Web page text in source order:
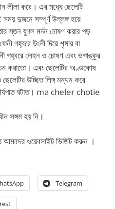
লীলা করে। এর মধ্যে ছেলেটি
দুজনে সম্পূর্ণ উল্লঙ্গ হয়ে
স্তন যুগল মর্দন চোষণ কয়ার পড়
গহ্বরে উংলী দিয়ে শৃঙ্গার বা
গহ্বরে লেহন ও চোষণ এবং ভগাঙ্কুর
করাতো। এবং ছেলেটির অণ্ডকোষ
উচ্ছিত লিঙ্গ মন্থন করে
ঘটাত। ma cheler chotie
সঙ্গম হয় নি।
ওয়েবসাইট ভিজিট করুন ।
Telegram